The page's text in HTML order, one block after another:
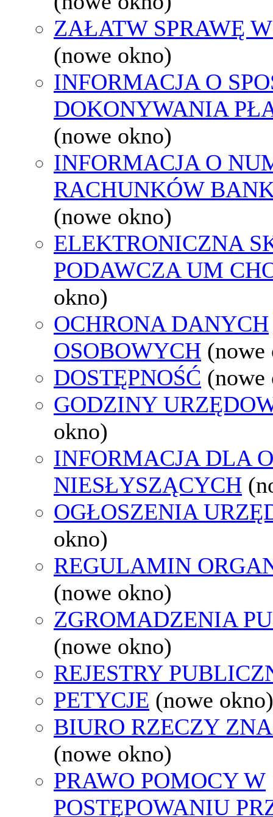
ZAŁATW SPRAWĘ
(nowe okno)
INFORMACJA O
DOKONYWANIA
(nowe okno)
INFORMACJA O
RACHUNKÓW
(nowe okno)
ELEKTRONICZNA
PODAWCZA UM
okno)
OCHRONA DANYCH
OSOBOWYCH (nowe
DOSTĘPNOŚĆ (nowe
GODZINY
okno)
INFORMACJA DLA
NIESŁYSZĄCYCH
OGŁOSZENIA
okno)
REGULAMIN
(nowe okno)
ZGROMADZENIA
(nowe okno)
REJESTRY
PETYCJE (nowe okno)
BIURO RZECZY
(nowe okno)
PRAWO POMOCY W
POSTĘPOWANIU